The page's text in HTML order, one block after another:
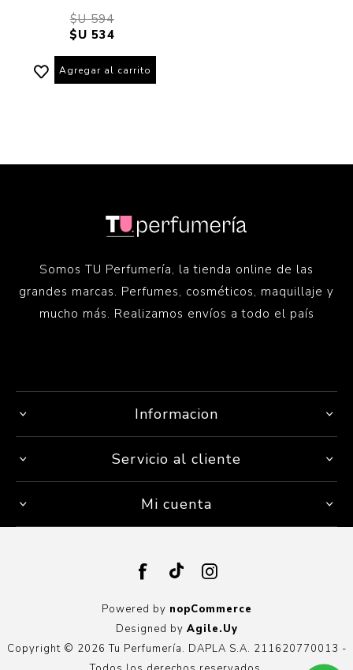
$U 594
$U 534
Agregar al carrito
Somos TU Perfumería, la tienda online de las
grandes marcas. Perfumes, cosméticos, maquillaje y
mucho más. Realizamos envíos a todo el país
Informacion
Servicio al cliente
Mi cuenta
Powered by nopCommerce
Designed by Agile.Uy
Copyright © 2026 Tu Perfumería. DAPLA S.A. 211620770013 -